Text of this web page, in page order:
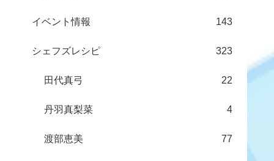
イベント情報 143
シェフズレシピ 323
田代真弓 22
丹羽真梨菜 4
渡部恵美 77